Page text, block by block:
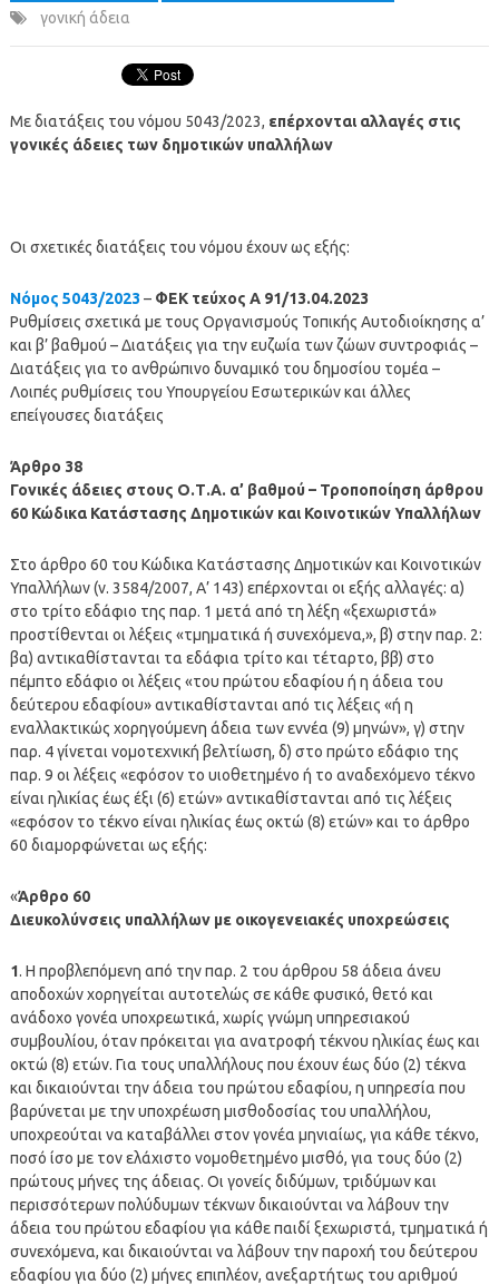
γονική άδεια
Με διατάξεις του νόμου 5043/2023, επέρχονται αλλαγές στις
γονικές άδειες των δημοτικών υπαλλήλων
Οι σχετικές διατάξεις του νόμου έχουν ως εξής:
Νόμος 5043/2023 – ΦΕΚ τεύχος Α 91/13.04.2023
Ρυθμίσεις σχετικά με τους Οργανισμούς Τοπικής Αυτοδιοίκησης α’
και β’ βαθμού – Διατάξεις για την ευζωία των ζώων συντροφιάς –
Διατάξεις για το ανθρώπινο δυναμικό του δημοσίου τομέα –
Λοιπές ρυθμίσεις του Υπουργείου Εσωτερικών και άλλες
επείγουσες διατάξεις
Άρθρο 38
Γονικές άδειες στους Ο.Τ.Α. α’ βαθμού – Τροποποίηση άρθρου
60 Κώδικα Κατάστασης Δημοτικών και Κοινοτικών Υπαλλήλων
Στο άρθρο 60 του Κώδικα Κατάστασης Δημοτικών και Κοινοτικών
Υπαλλήλων (ν. 3584/2007, Α’ 143) επέρχονται οι εξής αλλαγές: α)
στο τρίτο εδάφιο της παρ. 1 μετά από τη λέξη «ξεχωριστά»
προστίθενται οι λέξεις «τμηματικά ή συνεχόμενα,», β) στην παρ. 2:
βα) αντικαθίστανται τα εδάφια τρίτο και τέταρτο, ββ) στο
πέμπτο εδάφιο οι λέξεις «του πρώτου εδαφίου ή η άδεια του
δεύτερου εδαφίου» αντικαθίστανται από τις λέξεις «ή η
εναλλακτικώς χορηγούμενη άδεια των εννέα (9) μηνών», γ) στην
παρ. 4 γίνεται νομοτεχνική βελτίωση, δ) στο πρώτο εδάφιο της
παρ. 9 οι λέξεις «εφόσον το υιοθετημένο ή το αναδεχόμενο τέκνο
είναι ηλικίας έως έξι (6) ετών» αντικαθίστανται από τις λέξεις
«εφόσον το τέκνο είναι ηλικίας έως οκτώ (8) ετών» και το άρθρο
60 διαμορφώνεται ως εξής:
«Άρθρο 60
Διευκολύνσεις υπαλλήλων με οικογενειακές υποχρεώσεις
1. Η προβλεπόμενη από την παρ. 2 του άρθρου 58 άδεια άνευ
αποδοχών χορηγείται αυτοτελώς σε κάθε φυσικό, θετό και
ανάδοχο γονέα υποχρεωτικά, χωρίς γνώμη υπηρεσιακού
συμβουλίου, όταν πρόκειται για ανατροφή τέκνου ηλικίας έως και
οκτώ (8) ετών. Για τους υπαλλήλους που έχουν έως δύο (2) τέκνα
και δικαιούνται την άδεια του πρώτου εδαφίου, η υπηρεσία που
βαρύνεται με την υποχρέωση μισθοδοσίας του υπαλλήλου,
υποχρεούται να καταβάλλει στον γονέα μηνιαίως, για κάθε τέκνο,
ποσό ίσο με τον ελάχιστο νομοθετημένο μισθό, για τους δύο (2)
πρώτους μήνες της άδειας. Οι γονείς διδύμων, τριδύμων και
περισσότερων πολύδυμων τέκνων δικαιούνται να λάβουν την
άδεια του πρώτου εδαφίου για κάθε παιδί ξεχωριστά, τμηματικά ή
συνεχόμενα, και δικαιούνται να λάβουν την παροχή του δεύτερου
εδαφίου για δύο (2) μήνες επιπλέον, ανεξαρτήτως του αριθμού